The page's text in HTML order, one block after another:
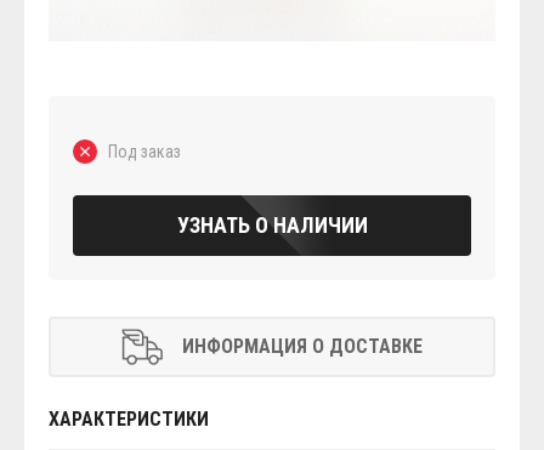
Под заказ
УЗНАТЬ О НАЛИЧИИ
ИНФОРМАЦИЯ О ДОСТАВКЕ
ХАРАКТЕРИСТИКИ